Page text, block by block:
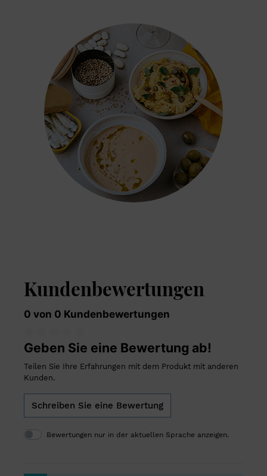
Kundenbewertungen
0 von 0 Kundenbewertungen
Geben Sie eine Bewertung ab!
Teilen Sie Ihre Erfahrungen mit dem Produkt mit anderen
Kunden.
Schreiben Sie eine Bewertung
Bewertungen nur in der aktuellen Sprache anzeigen.